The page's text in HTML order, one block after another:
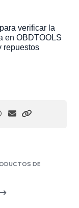
verificar la
en OBDTOOLS
repuestos
DE